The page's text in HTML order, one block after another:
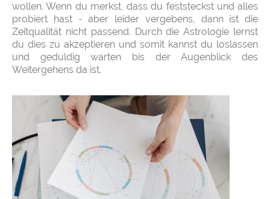
wollen. Wenn du merkst, dass du feststeckst und alles
probiert hast - aber leider vergebens, dann ist die
Zeitqualität nicht passend. Durch die Astrologie lernst
du dies zu akzeptieren und somit kannst du loslassen
und geduldig warten bis der Augenblick des
Weitergehens da ist.